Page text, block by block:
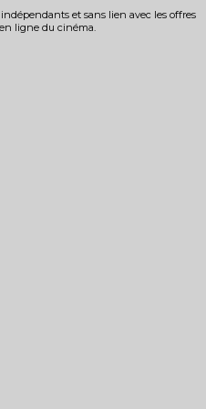
et sans lien avec les offres
ligne du cinéma.